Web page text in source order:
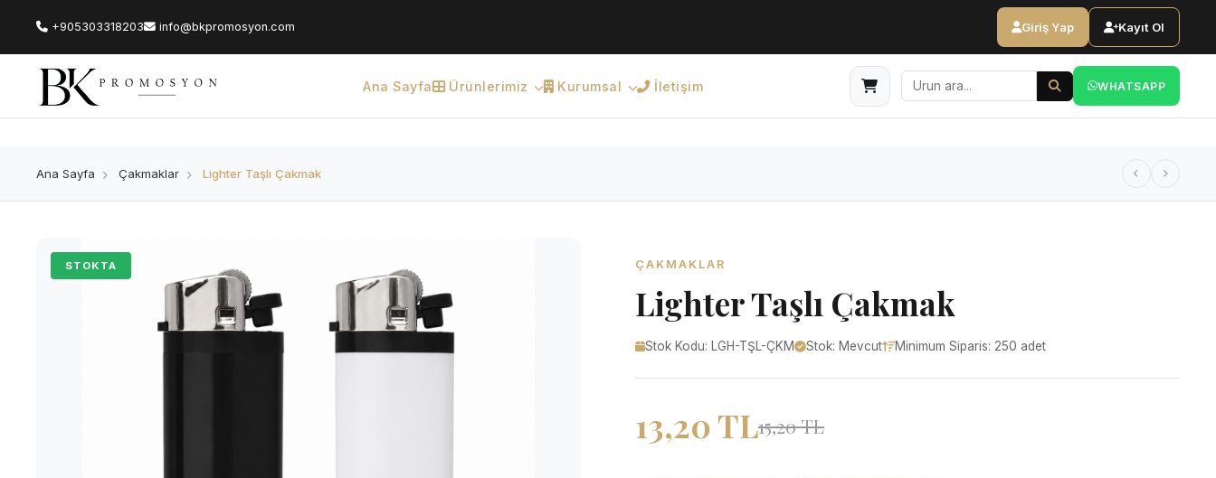
+905303318203 info@bkpromosyon.com Giriş Yap Kayıt Ol
Ana Sayfa Ürünlerimiz Kurumsal İletişim WHATSAPP
Ana Sayfa Lighter Taşlı Çakmak
Ana Sayfa Çakmaklar Lighter Taşlı Çakmak
STOKTA ÇAKMAKLAR
Lighter Taşlı Çakmak
Stok Kodu: LGH-TŞL-ÇKM Stok: Mevcut Minimum Siparis: 250 adet
13,20 TL15,20 TL